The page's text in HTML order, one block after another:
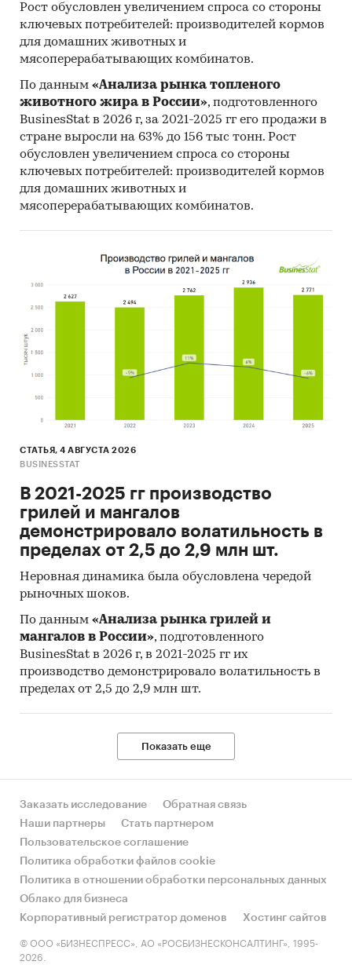
Рост обусловлен увеличением спроса со стороны
ключевых потребителей: производителей кормов
для домашних животных и
мясоперерабатывающих комбинатов.
По данным «Анализа рынка топленого
животного жира в России», подготовленного
BusinesStat в 2026 г, за 2021-2025 гг его продажи в
стране выросли на 63% до 156 тыс тонн. Рост
обусловлен увеличением спроса со стороны
ключевых потребителей: производителей кормов
для домашних животных и
мясоперерабатывающих комбинатов.
СТАТЬЯ, 4 АВГУСТА 2026
BUSINESSTAT
В 2021-2025 гг производство
грилей и мангалов
демонстрировало волатильность в
пределах от 2,5 до 2,9 млн шт.
Неровная динамика была обусловлена чередой
рыночных шоков.
По данным «Анализа рынка грилей и
мангалов в России», подготовленного
BusinesStat в 2026 г, в 2021-2025 гг их
производство демонстрировало волатильность в
пределах от 2,5 до 2,9 млн шт.
Показать еще
Заказать исследование
Обратная связь
Наши партнеры
Стать партнером
Пользовательское соглашение
Политика обработки файлов cookie
Политика в отношении обработки персональных данных
Облако для бизнеса
Корпоративный регистратор доменов
Хостинг сайтов
© ООО «БИЗНЕСПРЕСС», АО «РОСБИЗНЕСКОНСАЛТИНГ», 1995-
2026.